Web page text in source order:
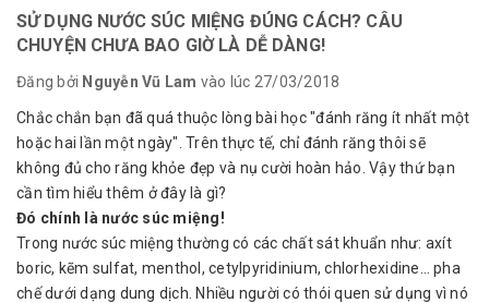
SỬ DỤNG NƯỚC SÚC MIỆNG ĐÚNG CÁCH? CÂU
CHUYỆN CHƯA BAO GIỜ LÀ DỄ DÀNG!
Đăng bởi Nguyễn Vũ Lam vào lúc 27/03/2018
Chắc chắn bạn đã quá thuộc lòng bài học "đánh răng ít nhất một
hoặc hai lần một ngày". Trên thực tế, chỉ đánh răng thôi sẽ
không đủ cho răng khỏe đẹp và nụ cười hoàn hảo. Vậy thứ bạn
cần tìm hiểu thêm ở đây là gì?
Đó chính là nước súc miệng!
Trong nước súc miệng thường có các chất sát khuẩn như: axít
boric, kẽm sulfat, menthol, cetylpyridinium, chlorhexidine… pha
chế dưới dạng dung dịch. Nhiều người có thói quen sử dụng vì nó